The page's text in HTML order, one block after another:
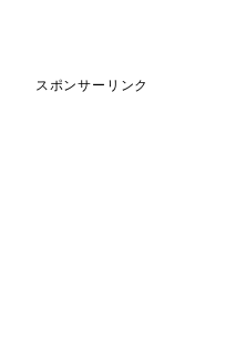
スポンサーリンク